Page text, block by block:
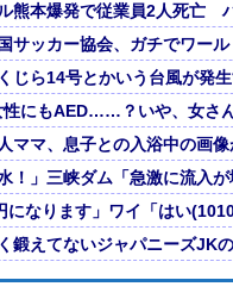
て割とガチめに差別される
」指示認め謝罪
馬の復帰を発表 「自分に
接待がバレ大炎上大騒ぎに
w」
ラップ1.5秒遅れらしい
ワイ「いいからw」
熊本爆発で従業員2人死亡
国サッカー協会、ガチでワー
じら14号とかいう台風が発
性にもAED……？いや、女さ
ママ、息子との入浴中の画
！」三峡ダム「急激に流入
になります」ワイ「はい
鍛えてないジャパニーズJK